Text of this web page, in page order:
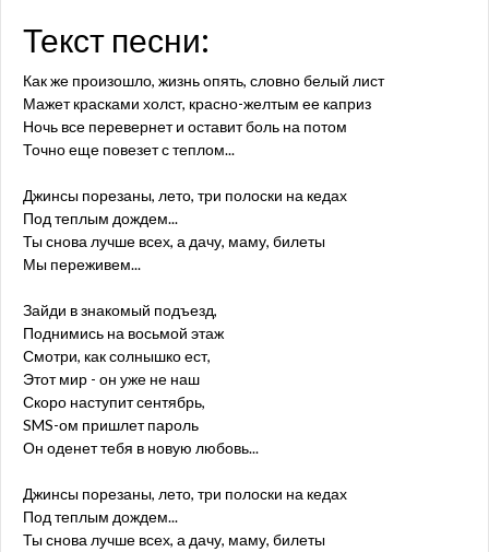
Текст песни:
Как же произошло, жизнь опять, словно белый лист
Мажет красками холст, красно-желтым ее каприз
Ночь все перевернет и оставит боль на потом
Точно еще повезет с теплом...
Джинсы порезаны, лето, три полоски на кедах
Под теплым дождем...
Ты снова лучше всех, а дачу, маму, билеты
Мы переживем...
Зайди в знакомый подъезд,
Поднимись на восьмой этаж
Смотри, как солнышко ест,
Этот мир - он уже не наш
Скоро наступит сентябрь,
SMS-ом пришлет пароль
Он оденет тебя в новую любовь...
Джинсы порезаны, лето, три полоски на кедах
Под теплым дождем...
Ты снова лучше всех, а дачу, маму, билеты